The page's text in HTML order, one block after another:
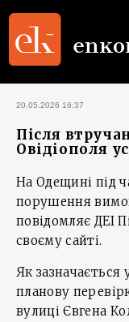
20.05.2026 16:37
Після
Овідіополя
На Одещині під
порушення
повідомляє ДЕІ
своєму сайті.
Як зазначається
планову
вулиці Євгена